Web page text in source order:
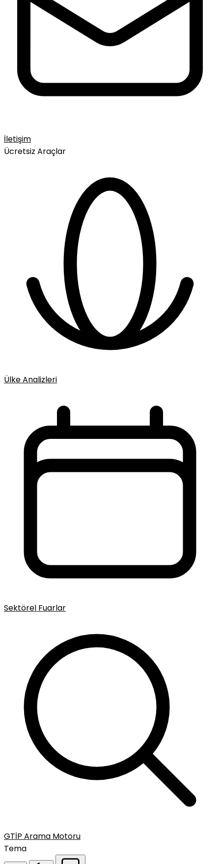
İletişim
Ücretsiz Araçlar
Ülke Analizleri
Sektörel Fuarlar
GTİP Arama Motoru
Tema